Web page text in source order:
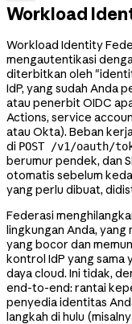
Workload
Workload Identity
mengautentikasi
diterbitkan oleh
IdP, yang sudah Anda
atau penerbit OIDC
Actions, service
atau Okta). Beban
di POST /v1/oauth/
berumur pendek, dan
otomatis sebelum
yang perlu dibuat,
Federasi
lingkungan Anda,
yang bocor dan
kontrol IdP yang sama
daya cloud. Ini tidak,
end-to-end: rantai
penyedia identitas
langkah di hulu